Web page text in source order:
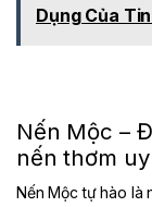
Dụng Của
Nến Mộc –
nến thơm
Nến Mộc tự hào là